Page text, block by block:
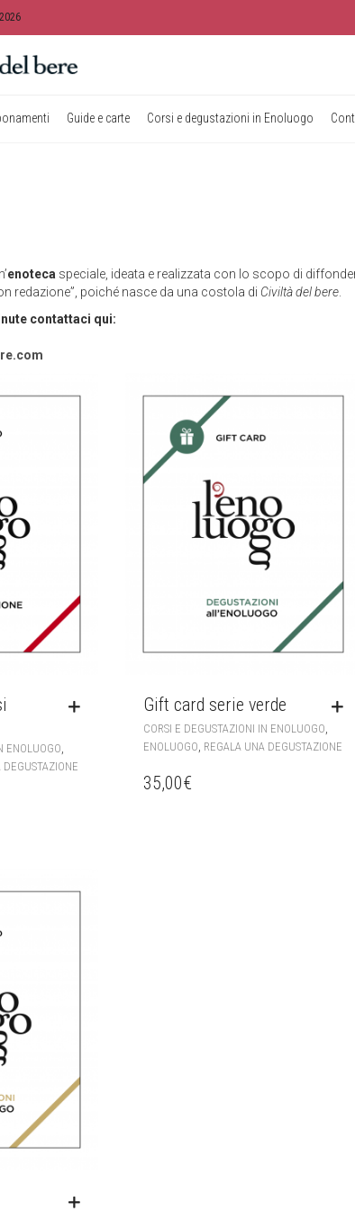
Guide e carte Corsi e degustazioni in Enoluogo
enoteca speciale, ideata e realizzata con lo scopo di
redazione”, poiché nasce da una costola di Civiltà del bere
contattaci qui:
ENOLUOGO
DEGUSTAZIONE
Gift card serie verde
CORSI E DEGUSTAZIONI IN ENOLUOGO
ENOLUOGO REGALA UNA DEGUSTAZIONE
35,00€